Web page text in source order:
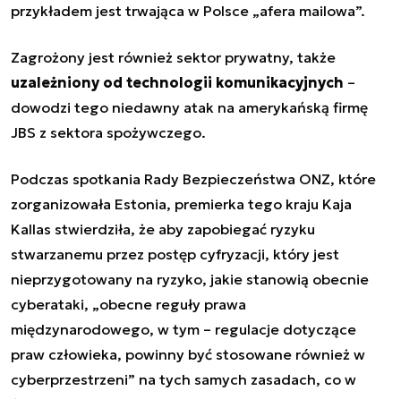
przykładem jest trwająca w Polsce „afera mailowa”.
Zagrożony jest również sektor prywatny, także
uzależniony od technologii komunikacyjnych –
dowodzi tego niedawny atak na amerykańską firmę
JBS z sektora spożywczego.
Podczas spotkania Rady Bezpieczeństwa ONZ, które
zorganizowała Estonia, premierka tego kraju Kaja
Kallas stwierdziła, że aby zapobiegać ryzyku
stwarzanemu przez postęp cyfryzacji, który jest
nieprzygotowany na ryzyko, jakie stanowią obecnie
cyberataki, „obecne reguły prawa
międzynarodowego, w tym – regulacje dotyczące
praw człowieka, powinny być stosowane również w
cyberprzestrzeni” na tych samych zasadach, co w